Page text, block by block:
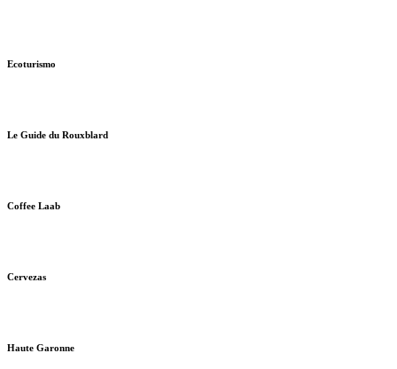
Ecoturismo
Le Guide du Rouxblard
Coffee Laab
Cervezas
Haute Garonne